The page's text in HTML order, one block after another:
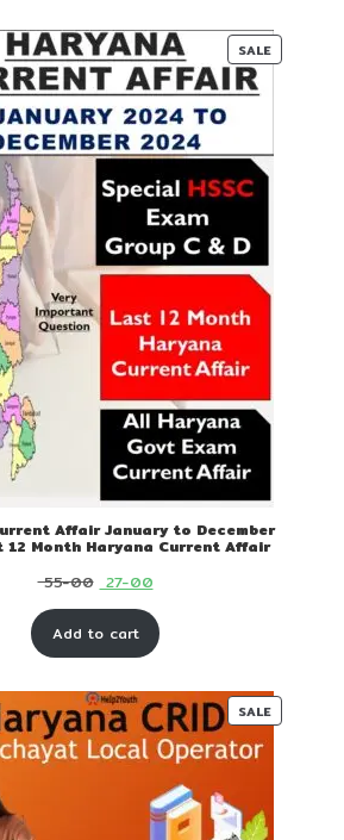
00.
00.
SALE
Affair January to December
12 Month Haryana Current Affair
55-00 Original
price
was:
00.
27-00Current
price
is:
00.
Add to cart
SALE